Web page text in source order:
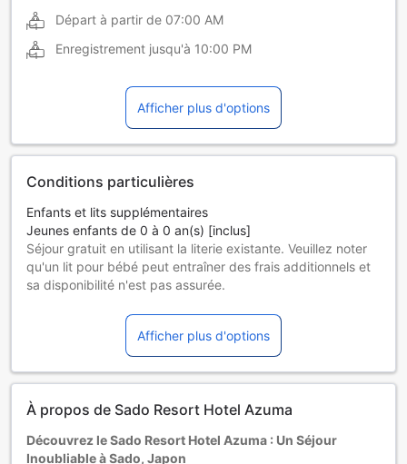
Départ à partir de 07:00 AM
Enregistrement jusqu'à 10:00 PM
Afficher plus d'options
Conditions particulières
Enfants et lits supplémentaires
Jeunes enfants de 0 à 0 an(s) [inclus]
Séjour gratuit en utilisant la literie existante. Veuillez noter
qu'un lit pour bébé peut entraîner des frais additionnels et
sa disponibilité n'est pas assurée.
Séjour gratuit en utilisant la literie existante.
Les lits supplémentaires dépendent de la chambre que
vous choisissez. Pour plus de détails, veuillez vérifier la
capacité de chaque chambre.
peuvent s'appliquer si vous réservez plus de 5 chambres
Afficher plus d'options
À propos de Sado Resort Hotel Azuma
Découvrez le Sado Resort Hotel Azuma : Un Séjour
Inoubliable à Sado, Japon